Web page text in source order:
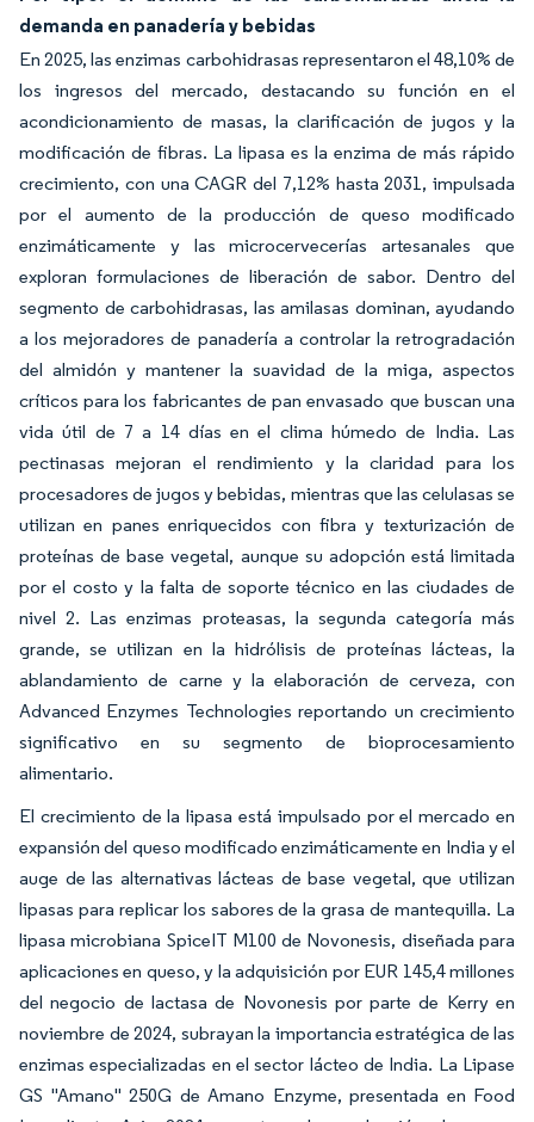
demanda en panadería y bebidas
En 2025, las enzimas carbohidrasas representaron el 48,10% de
los ingresos del mercado, destacando su función en el
acondicionamiento de masas, la clarificación de jugos y la
modificación de fibras. La lipasa es la enzima de más rápido
crecimiento, con una CAGR del 7,12% hasta 2031, impulsada
por el aumento de la producción de queso modificado
enzimáticamente y las microcervecerías artesanales que
exploran formulaciones de liberación de sabor. Dentro del
segmento de carbohidrasas, las amilasas dominan, ayudando
a los mejoradores de panadería a controlar la retrogradación
del almidón y mantener la suavidad de la miga, aspectos
críticos para los fabricantes de pan envasado que buscan una
vida útil de 7 a 14 días en el clima húmedo de India. Las
pectinasas mejoran el rendimiento y la claridad para los
procesadores de jugos y bebidas, mientras que las celulasas se
utilizan en panes enriquecidos con fibra y texturización de
proteínas de base vegetal, aunque su adopción está limitada
por el costo y la falta de soporte técnico en las ciudades de
nivel 2. Las enzimas proteasas, la segunda categoría más
grande, se utilizan en la hidrólisis de proteínas lácteas, la
ablandamiento de carne y la elaboración de cerveza, con
Advanced Enzymes Technologies reportando un crecimiento
significativo en su segmento de bioprocesamiento
alimentario.
El crecimiento de la lipasa está impulsado por el mercado en
expansión del queso modificado enzimáticamente en India y el
auge de las alternativas lácteas de base vegetal, que utilizan
lipasas para replicar los sabores de la grasa de mantequilla. La
lipasa microbiana SpiceIT M100 de Novonesis, diseñada para
aplicaciones en queso, y la adquisición por EUR 145,4 millones
del negocio de lactasa de Novonesis por parte de Kerry en
noviembre de 2024, subrayan la importancia estratégica de las
enzimas especializadas en el sector lácteo de India. La Lipase
GS "Amano" 250G de Amano Enzyme, presentada en Food